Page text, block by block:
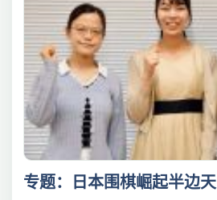
专题：日本围棋崛起半边天